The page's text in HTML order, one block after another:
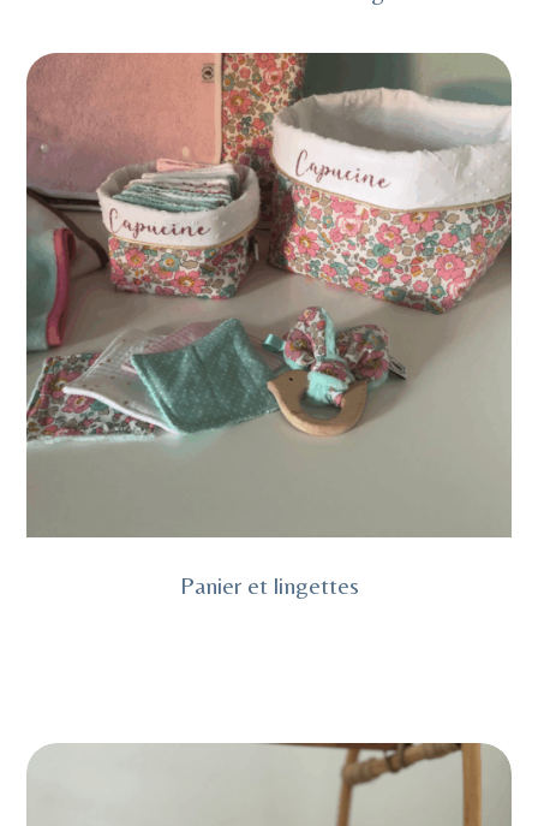
Panier et lingettes